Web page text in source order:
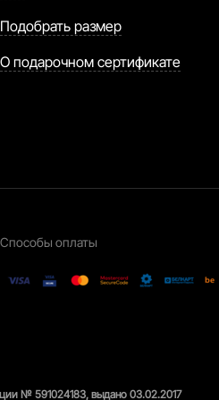
Подобрать размер
О подарочном сертификате
Способы оплаты
№ 591024183, выдано 03.02.2017